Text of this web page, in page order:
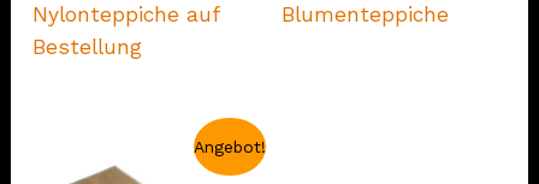
Nylonteppiche auf
Bestellung
Blumenteppiche
Angebot!